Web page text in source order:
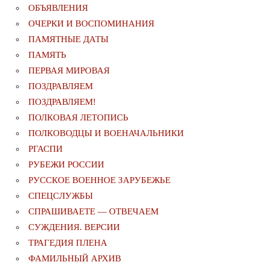
ОБЪЯВЛЕНИЯ
ОЧЕРКИ И ВОСПОМИНАНИЯ
ПАМЯТНЫЕ ДАТЫ
ПАМЯТЬ
ПЕРВАЯ МИРОВАЯ
ПОЗДРАВЛЯЕМ
ПОЗДРАВЛЯЕМ!
ПОЛКОВАЯ ЛЕТОПИСЬ
ПОЛКОВОДЦЫ И ВОЕНАЧАЛЬНИКИ
РГАСПИ
РУБЕЖИ РОССИИ
РУССКОЕ ВОЕННОЕ ЗАРУБЕЖЬЕ
СПЕЦСЛУЖБЫ
СПРАШИВАЕТЕ — ОТВЕЧАЕМ
СУЖДЕНИЯ. ВЕРСИИ
ТРАГЕДИЯ ПЛЕНА
ФАМИЛЬНЫЙ АРХИВ